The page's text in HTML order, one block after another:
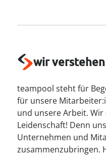
wir verstehen
teampool steht für
für unsere
und unsere Arbeit. Wir
Leidenschaft! Denn
Unternehmen und
zusammenzubringen.